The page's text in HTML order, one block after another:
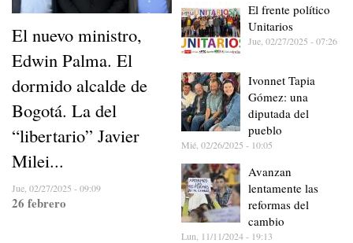
El nuevo ministro,
Edwin Palma. El
dormido alcalde de
Bogotá. La del
“libertario” Javier
Milei...
Jue, 02/27/2025 - 09:09
26 febrero
El frente político
Unitarios
Jue, 02/27/2025 - 07:26
Ivonnet Tapia
Gómez: una
diputada del
pueblo
Mié, 02/26/2025 - 10:05
Avanzan
lentamente las
reformas del
cambio
Lun, 11/11/2024 - 19:13